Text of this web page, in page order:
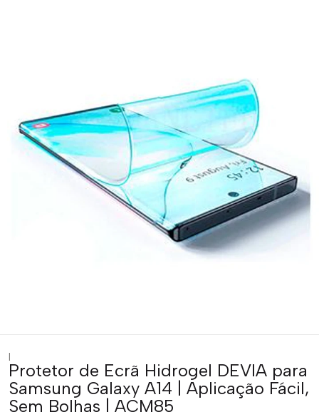
|
Protetor de Ecrã Hidrogel DEVIA para
Samsung Galaxy A14 | Aplicação Fácil,
Sem Bolhas | ACM85